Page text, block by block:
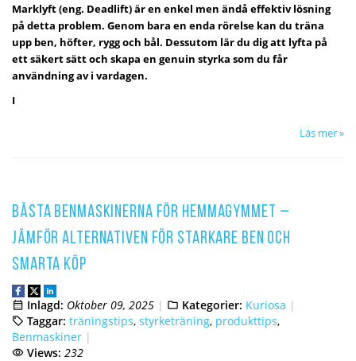
Marklyft (eng. Deadlift) är en enkel men ändå effektiv lösning
på detta problem. Genom bara en enda rörelse kan du träna
upp ben, höfter, rygg och bål. Dessutom lär du dig att lyfta på
ett säkert sätt och skapa en genuin styrka som du får
användning av i vardagen.
I
Läs mer »
Bästa benmaskinerna för hemmagymmet –
jämför alternativen för starkare ben och
smarta köp
Inlagd: Oktober 09, 2025 Kategorier: Kuriosa
Taggar: träningstips, styrketräning, produkttips,
Benmaskiner
Views: 232